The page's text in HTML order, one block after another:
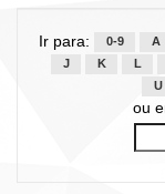
Ir para: 0-9 A
J
K L
U
ou